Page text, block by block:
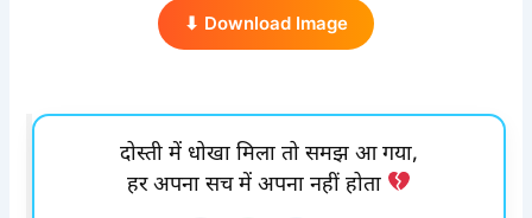
⬇ Download Image
दोस्ती में धोखा मिला तो समझ आ गया,
हर अपना सच में अपना नहीं होता